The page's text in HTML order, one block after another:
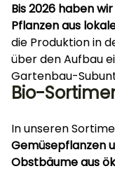
Bis 2026 haben
Pflanzen aus
die Produktion in
über den Aufbau
Gartenbau-
Bio-
In unseren
Gemüsepflanzen
Obstbäume aus